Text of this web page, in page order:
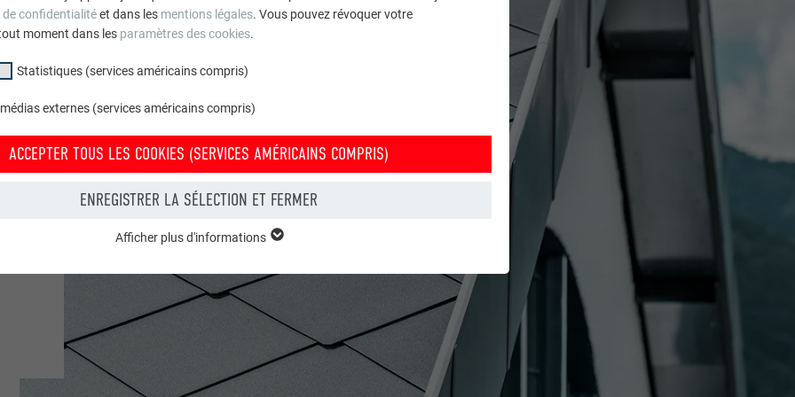
confidentialitéet dans les mentions légales. Vous pouvez révoquer votre
moment dans les paramètres des cookies.
Statistiques (services américains compris)
externes (services américains compris)
ACCEPTER TOUS LES COOKIES (SERVICES AMÉRICAINS COMPRIS)
ENREGISTRER LA SÉLECTION ET FERMER
le site Internet fonctionne correctement.
PHPSESSID
PHP
Afficher les informations relatives aux cookies
AMÉRICAINS COMPRIS)
(services américains compris) » nous aident à comprendre comment le site
Afficher plus d'informations